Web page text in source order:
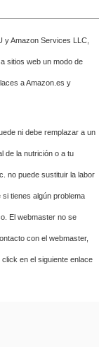
y Amazon Services LLC,
sitios web un modo de
a Amazon.es y
ni debe remplazar a un
de la nutrición o a tu
no puede sustituir la labor
tienes algún problema
El webmaster no se
con el webmaster,
en el siguiente enlace